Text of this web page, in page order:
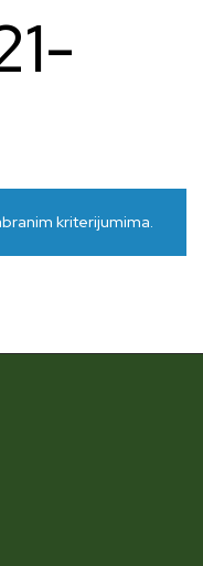
kriterijumima.